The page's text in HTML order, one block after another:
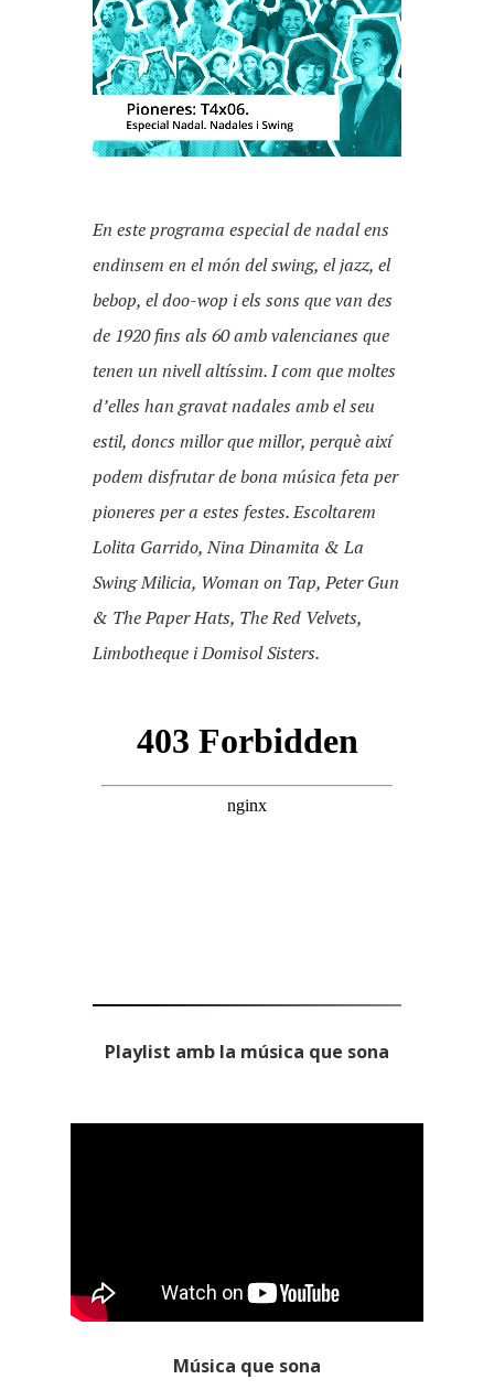
En este programa especial de nadal ens
endinsem en el món del swing, el jazz, el
bebop, el doo-wop i els sons que van des
de 1920 fins als 60 amb valencianes que
tenen un nivell altíssim. I com que moltes
d’elles han gravat nadales amb el seu
estil, doncs millor que millor, perquè així
podem disfrutar de bona música feta per
pioneres per a estes festes. Escoltarem
Lolita Garrido, Nina Dinamita & La
Swing Milicia, Woman on Tap, Peter Gun
& The Paper Hats, The Red Velvets,
Limbotheque i Domisol Sisters.
Playlist amb la música que sona
Música que sona